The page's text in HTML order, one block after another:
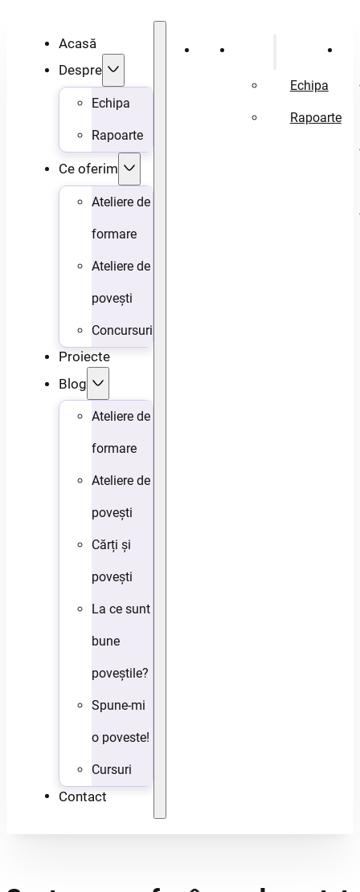
Acasă
Despre
Echipa
Rapoarte
Ce oferim
Ateliere de
formare
Ateliere de
povești
Concursuri
Proiecte
Blog
Ateliere de
formare
Ateliere de
povești
Cărți și
povești
La ce sunt
bune
poveștile?
Spune-mi
o poveste!
Cursuri
Contact
Acasă
Echipa
Rapoarte